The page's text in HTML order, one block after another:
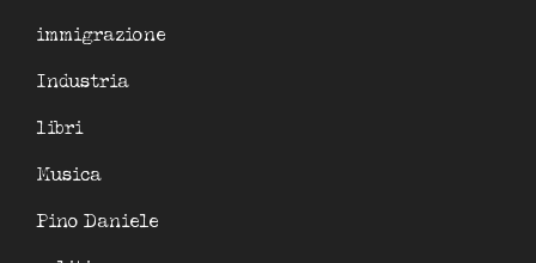
immigrazione
Industria
libri
Musica
Pino Daniele